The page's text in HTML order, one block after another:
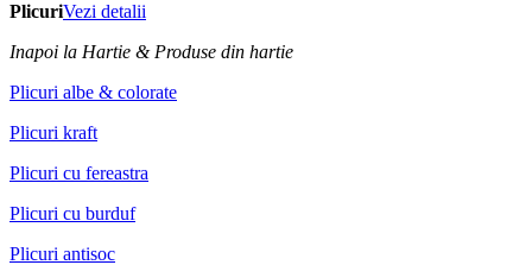
PlicuriVezi detalii
Inapoi la Hartie & Produse din hartie
Plicuri albe & colorate
Plicuri kraft
Plicuri cu fereastra
Plicuri cu burduf
Plicuri antisoc